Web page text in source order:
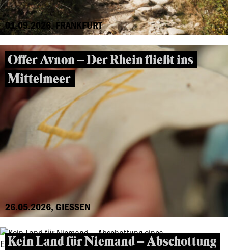
01.09.2026, FRANKFURT
Offer Avnon – Der Rhein fließt ins
Mittelmeer
26.05.2026, GIESSEN
Kein Land für Niemand – Abschottung